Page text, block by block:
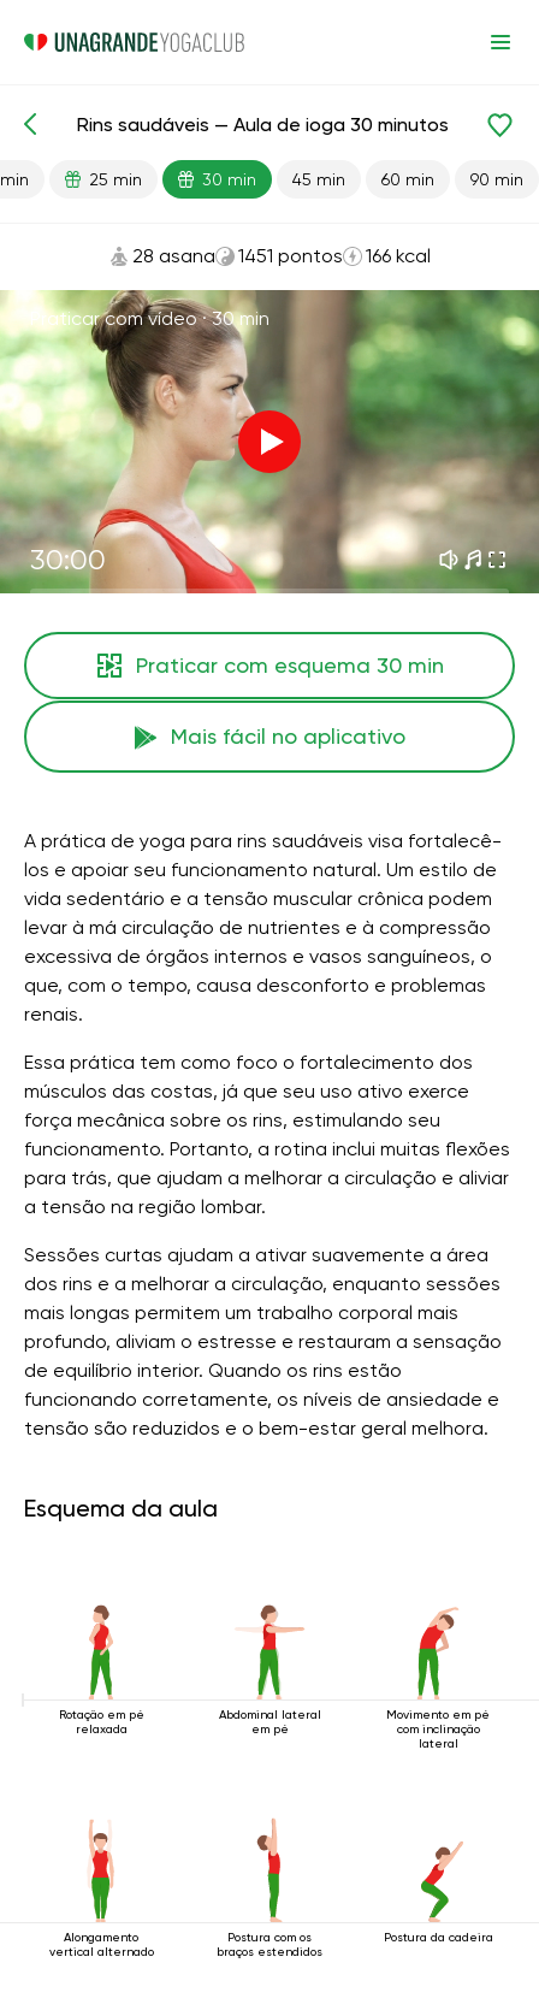
Aulas prontas Rins
Rins saudáveis — Aula de ioga 30 minutos
25 min 30 min 45 min 60 min 90 min
28 asana 1451 pontos 166 kcal
Praticar com vídeo ·30 min
30:00
Praticar com esquema 30 min
Mais fácil no aplicativo
A prática de yoga para rins saudáveis ​​visa fortalecê-
los e apoiar seu funcionamento natural. Um estilo de
vida sedentário e a tensão muscular crônica podem
levar à má circulação de nutrientes e à compressão
excessiva de órgãos internos e vasos sanguíneos, o
que, com o tempo, causa desconforto e problemas
renais.
Essa prática tem como foco o fortalecimento dos
músculos das costas, já que seu uso ativo exerce
força mecânica sobre os rins, estimulando seu
funcionamento. Portanto, a rotina inclui muitas flexões
para trás, que ajudam a melhorar a circulação e aliviar
a tensão na região lombar.
Sessões curtas ajudam a ativar suavemente a área
dos rins e a melhorar a circulação, enquanto sessões
mais longas permitem um trabalho corporal mais
profundo, aliviam o estresse e restauram a sensação
de equilíbrio interior. Quando os rins estão
funcionando corretamente, os níveis de ansiedade e
tensão são reduzidos e o bem-estar geral melhora.
Esquema da aula
Rotação em pé
relaxada
Abdominal lateral
em pé
Movimento em pé
com inclinação
lateral
Alongamento
vertical alternado
Postura com os
braços estendidos
Postura da cadeira